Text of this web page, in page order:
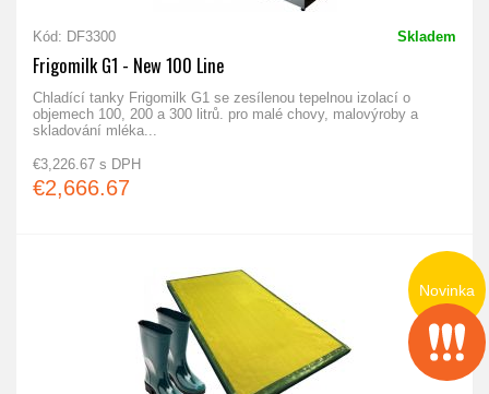
Kód: DF3300 Skladem
Frigomilk G1 - New 100 Line
Chladící tanky Frigomilk G1 se zesílenou tepelnou izolací o
objemech 100, 200 a 300 litrů. pro malé chovy, malovýroby a
skladování mléka...
€3,226.67 s DPH
€2,666.67
Novinka